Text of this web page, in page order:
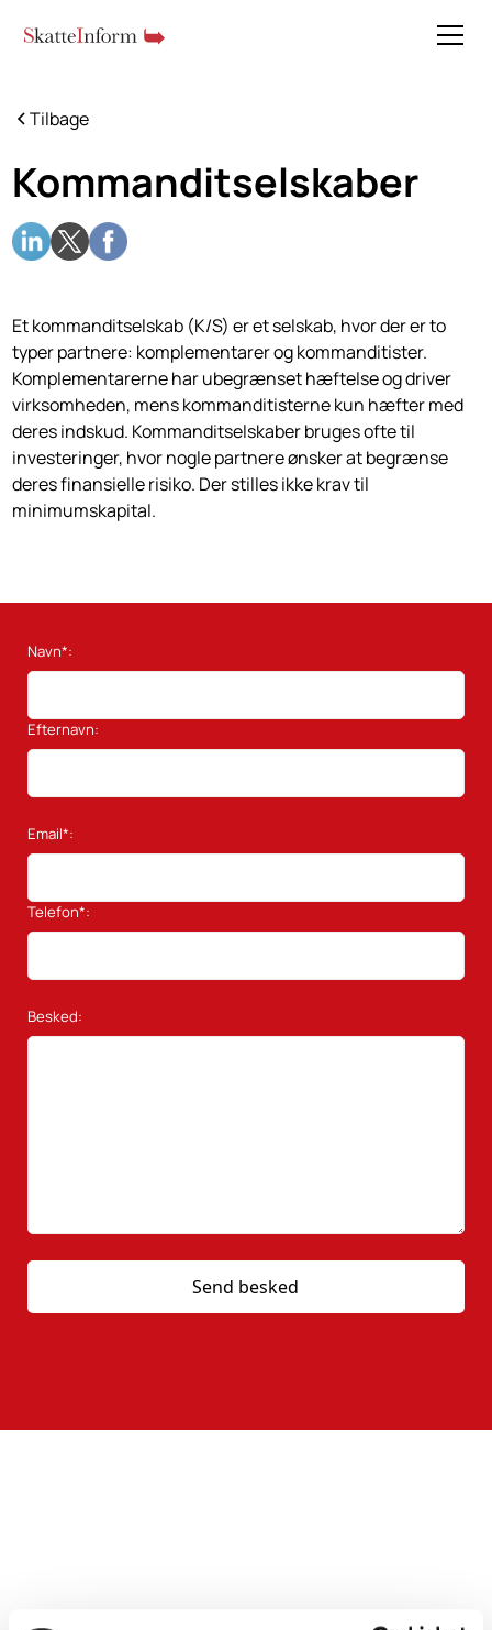
Tilbage
Kommanditselskaber
Et kommanditselskab (K/S) er et selskab, hvor der er to
typer partnere: komplementarer og kommanditister.
Komplementarerne har ubegrænset hæftelse og driver
virksomheden, mens kommanditisterne kun hæfter med
deres indskud. Kommanditselskaber bruges ofte til
investeringer, hvor nogle partnere ønsker at begrænse
deres finansielle risiko. Der stilles ikke krav til
minimumskapital.
Navn*:
Efternavn:
Email*:
Telefon*:
Besked: